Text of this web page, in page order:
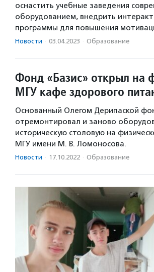
оснастить учебные заведения
оборудованием, внедрить
программы для повышения
Новости · 03.04.2023 · Образование
Фонд «Базис» открыл на
МГУ кафе здорового
Основанный Олегом Дерипаской
отремонтировал и заново
историческую столовую на
МГУ имени М. В. Ломоносова.
Новости · 17.10.2022 · Образование